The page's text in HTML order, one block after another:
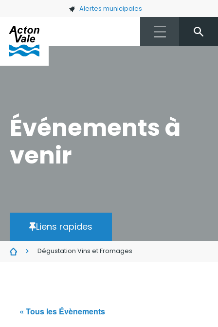
Skip to main content Alertes municipales
Événements à
venir
Liens rapides
Dégustation Vins et Fromages
« Tous les Évènements